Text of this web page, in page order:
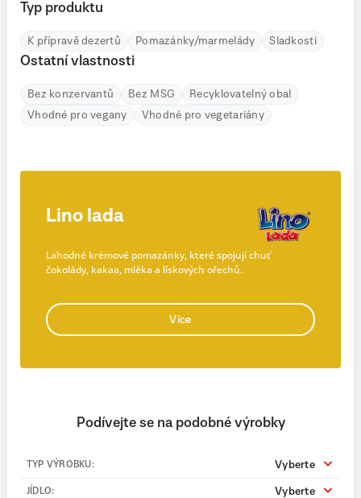
Typ produktu
K přípravě dezertů Pomazánky/marmelády Sladkosti
Ostatní vlastnosti
Bez konzervantů Bez MSG
Recyklovatelný obal
Vhodné pro vegany
Vhodné pro vegetariány
Lino lada
Lahodné krémové pomazánky, které spojují chuť
čokolády, kakaa, mléka a lískových ořechů.
Více
Podívejte se na podobné výrobky
TYP VÝROBKU: Vyberte
JÍDLO: Vyberte